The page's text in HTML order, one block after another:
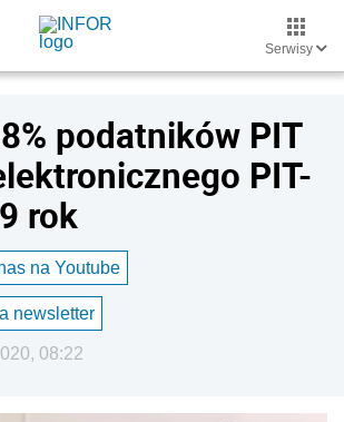
Serwisy
podatników PIT
PIT-
rok
na Youtube
newsletter
08:22